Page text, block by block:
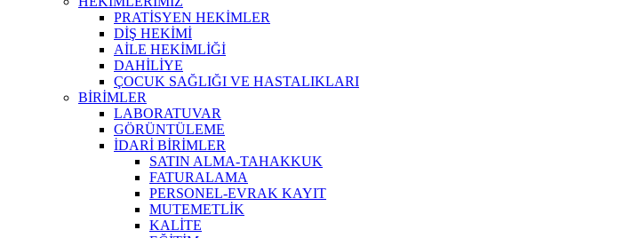
PRATİSYEN HEKİMLER
DİŞ HEKİMİ
AİLE HEKİMLİĞİ
DAHİLİYE
ÇOCUK SAĞLIĞI VE HASTALIKLARI
BİRİMLER
LABORATUVAR
GÖRÜNTÜLEME
İDARİ BİRİMLER
SATIN ALMA-TAHAKKUK
FATURALAMA
PERSONEL-EVRAK KAYIT
MUTEMETLİK
KALİTE